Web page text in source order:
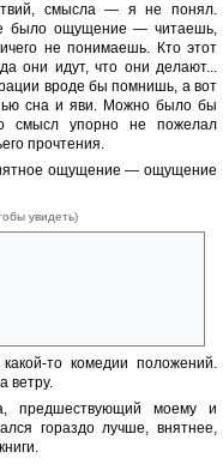
смысла — я не понял.
было ощущение — читаешь,
не понимаешь. Кто этот
они идут, что они делают...
вроде бы помнишь, а вот
сна и яви. Можно было бы
смысл упорно не пожелал
прочтения.
ощущение — ощущение
увидеть)
то комедии положений.
ветру.
предшествующий моему и
гораздо лучше, внятнее,